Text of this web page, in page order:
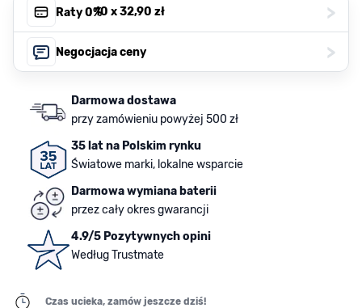
Raty 0%, 10 x32,90 zł >
Negocjacja ceny >
Darmowa dostawa
przy zamówieniu powyżej 500 zł
35 lat na Polskim rynku
Światowe marki, lokalne wsparcie
Darmowa wymiana baterii
przez cały okres gwarancji
4.9/5 Pozytywnych opini
Według Trustmate
Czas ucieka, zamów jeszcze dziś!